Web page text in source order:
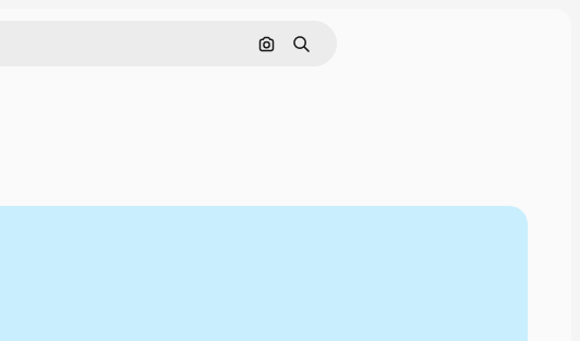
Rechercher par image
Rechercher